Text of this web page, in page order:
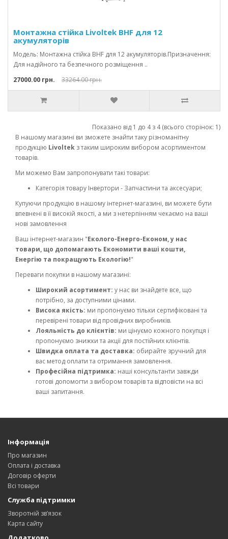
Монтажна стійка Livoltek BHF для 12
акумуляторів
Модель: Монтажна стійка BHF для 12 акумуляторів.Призначення:
Для надійного та безпечного розміщення ..
27000.00 грн. 33264.00 грн.
Показано від 1 до 4 з 4 (всього сторінок: 1)
В нашому магазині ви зможете знайти таку різноманітну
продукцію Livoltek з таким широким вибором асортиментом
товарів.
Ми можемо Вам запропонувати такі товари:
Категорія товару Інвертори - Запчастини та аксесуари;
Купуючи продукцію в нашому інтернет-магазині, ви можете бути
впевнені в її високій якості, а ми з нетерпінням чекаємо на ваші
нові замовлення
Ваш інтернет-магазин "Еколого-Енерго-Економ, у нас
товари, що допомагають Економити ваші кошти,
Енергію та покращують Екологію!"
Переваги покупки в нашому магазині:
Широкий асортимент: у нас ви знайдете все, що
потрібно, за доступними цінами.
Висока якість: ми пропонуємо тільки сертифіковані та
перевірені товари від провідних виробників.
Лояльність до клієнтів: ми цінуємо кожного покупця і
пропонуємо знижки та акції для постійних клієнтів.
Швидка оплата та доставка: обирайте зручний для
вас метод оплати та отримання замовлення.
Професійна підтримка: наші консультанти завжди
готові допомогти з вибором товарів та відповісти на всі
ваші запитання.
Інформація
Про магазин
Оплата і доставка
Договір оферти
Всі товари
Служба підтримки
Зворотній зв’язок
Карта сайту